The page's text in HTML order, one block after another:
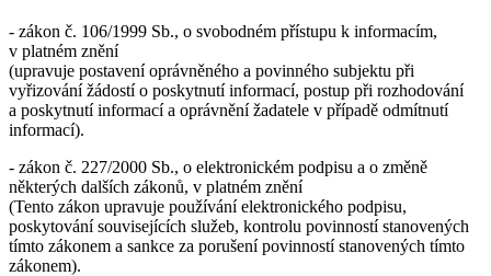
- zákon č. 106/1999 Sb., o svobodném přístupu k informacím,
v platném znění
(upravuje postavení oprávněného a povinného subjektu při
vyřizování žádostí o poskytnutí informací, postup při rozhodování
a poskytnutí informací a oprávnění žadatele v případě odmítnutí
informací).
- zákon č. 227/2000 Sb., o elektronickém podpisu a o změně
některých dalších zákonů, v platném znění
(Tento zákon upravuje používání elektronického podpisu,
poskytování souvisejících služeb, kontrolu povinností stanovených
tímto zákonem a sankce za porušení povinností stanovených tímto
zákonem).